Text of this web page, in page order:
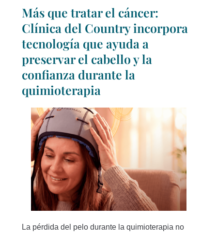
Más que tratar el cáncer:
Clínica del Country incorpora
tecnología que ayuda a
preservar el cabello y la
confianza durante la
quimioterapia
La pérdida del pelo durante la quimioterapia no